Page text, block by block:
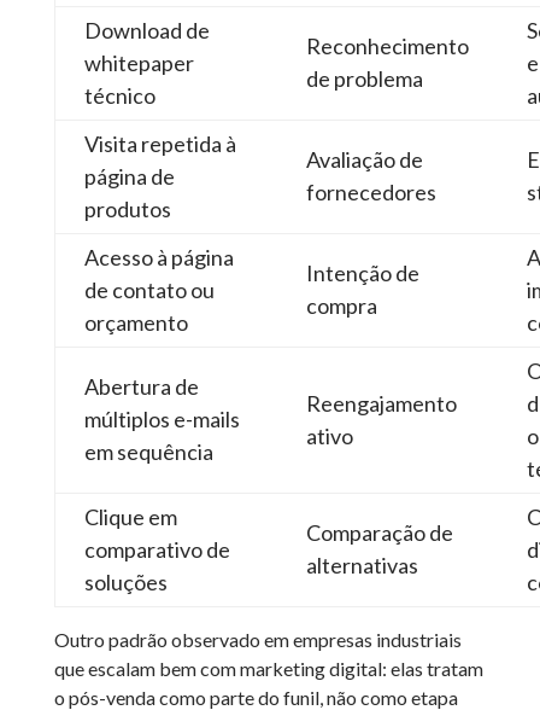
Download de
whitepaper
técnico
Reconhecimento
de problema
Visita repetida à
página de
produtos
Avaliação de
fornecedores
Acesso à página
de contato ou
orçamento
Intenção de
compra
Abertura de
múltiplos e-mails
em sequência
Reengajamento
ativo
Clique em
comparativo de
soluções
Comparação de
alternativas
Outro padrão observado em empresas industriais
que escalam bem com marketing digital: elas tratam
o pós-venda como parte do funil, não como etapa